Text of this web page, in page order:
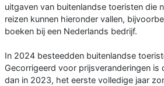
uitgaven van buitenlandse toeristen die
reizen kunnen hieronder vallen,
boeken bij een Nederlands bedrijf.
In 2024 besteedden buitenlandse
Gecorrigeerd voor prijsveranderingen is
dan in 2023, het eerste volledige jaar